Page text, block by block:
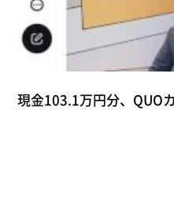
現金103.1万円分、QUO